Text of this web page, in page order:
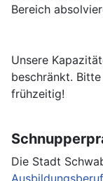
Bereich
Unsere
beschränkt.
frühzeitig!
Die Stadt